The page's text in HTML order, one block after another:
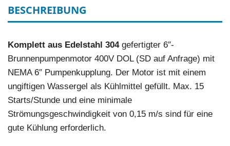
BESCHREIBUNG
Komplett aus Edelstahl 304gefertigter 6″-
Brunnenpumpenmotor 400V DOL (SD auf Anfrage) mit
NEMA 6″ Pumpenkupplung. Der Motor ist mit einem
ungiftigen Wassergel als Kühlmittel gefüllt. Max. 15
Starts/Stunde und eine minimale
Strömungsgeschwindigkeit von 0,15 m/s sind für eine
gute Kühlung erforderlich.